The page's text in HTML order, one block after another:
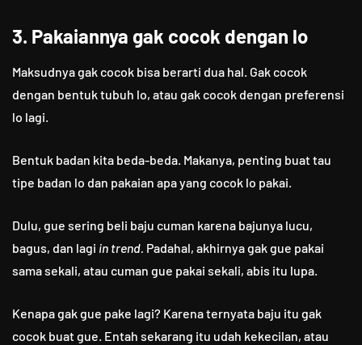
3. Pakaiannya gak cocok dengan lo
Maksudnya gak cocok bisa berarti dua hal. Gak cocok
dengan bentuk tubuh lo, atau gak cocok dengan preferensi
lo lagi.
Bentuk badan kita beda-beda. Makanya, penting buat tau
tipe badan lo dan pakaian apa yang cocok lo pakai.
Dulu, gue sering beli baju cuman karena bajunya lucu,
bagus, dan lagi in trend. Padahal, akhirnya gak gue pakai
sama sekali, atau cuman gue pakai sekali, abis itu lupa.
Kenapa gak gue pake lagi? Karena ternyata baju itu gak
cocok buat gue. Entah sekarang itu udah kekecilan, atau